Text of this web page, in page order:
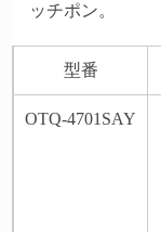
ッチポン。
型番
OTQ-4701SAY